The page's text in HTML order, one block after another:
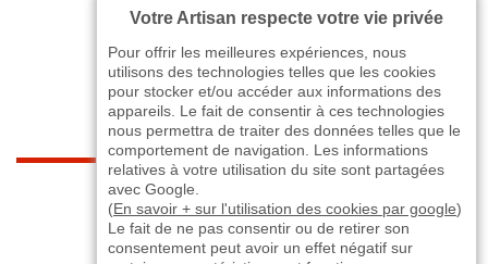
indisponible - indisponible>
Votre Artisan respecte votre vie privée
Pour offrir les meilleures expériences, nous
utilisons des technologies telles que les cookies
pour stocker et/ou accéder aux informations des
appareils. Le fait de consentir à ces technologies
nous permettra de traiter des données telles que le
comportement de navigation. Les informations
relatives à votre utilisation du site sont partagées
avec Google.
(En savoir + sur l'utilisation des cookies par google)
Le fait de ne pas consentir ou de retirer son
consentement peut avoir un effet négatif sur